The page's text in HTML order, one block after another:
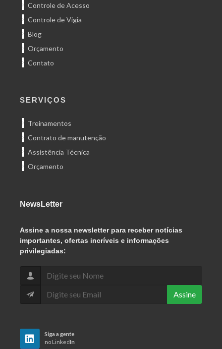
Controle de Acesso
Controle de Vigia
Blog
Orçamento
Contato
SERVIÇOS
Treinamentos
Contrato de manutenção
Assistência Técnica
Orçamento
NewsLetter
Assine a nossa newsletter para receber notícias
importantes, ofertas incríveis e informações
privilegiadas:
Assine
Siga a gente
no LinkedIn